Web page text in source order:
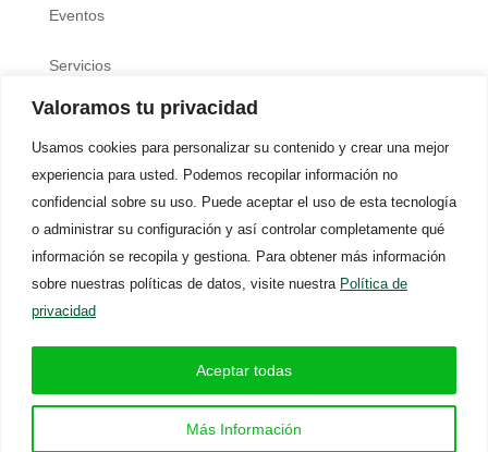
Valoramos tu privacidad
Usamos cookies para personalizar su contenido y crear una mejor
experiencia para usted. Podemos recopilar información no
confidencial sobre su uso. Puede aceptar el uso de esta tecnología
o administrar su configuración y así controlar completamente qué
información se recopila y gestiona. Para obtener más información
sobre nuestras políticas de datos, visite nuestra Política de
privacidad
Más Información
Aceptar todas
Eventos
Servicios
La ELA
Política de Privacidad